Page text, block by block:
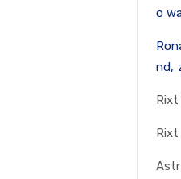
o
nd,
Rixt
Rixt